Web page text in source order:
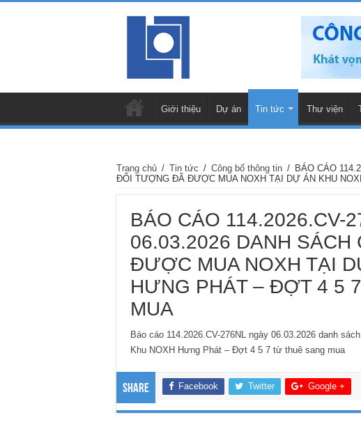
Giới thiệu Dự án Tin tức Thư viện
Trang chủ / Tin tức / Công bố thông tin / BÁO CÁO
ĐỐI TƯỢNG ĐÃ ĐƯỢC MUA NOXH TẠI DỰ ÁN KHU
BÁO CÁO 114.2026.CV-
06.03.2026 DANH
ĐƯỢC MUA NOXH TẠI
HƯNG PHÁT – ĐỢT 4 5
MUA
Báo cáo 114.2026.CV-276NL ngày 06.03.2026 danh
Khu NOXH Hưng Phát – Đợt 4 5 7 từ thuê sang mua
Share Facebook Twitter Google +